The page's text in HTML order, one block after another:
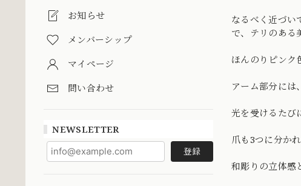
お知らせ
メンバーシップ
マイページ
問い合わせ
NEWSLETTER
登録
なるべく近づい
で、テリのある
ほんのりピンク
アーム部分に
光を受けるたび
爪も3つに分か
和彫りの立体感